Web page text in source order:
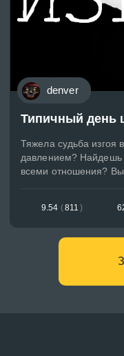
denver
Типичный день
Тяжела судьба изгоя
давлением? Найдешь
всеми отношения?
9.54 (811 )